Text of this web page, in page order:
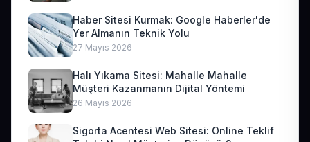
Haber Sitesi Kurmak: Google Haberler'de
Yer Almanın Teknik Yolu
27 Mayıs 2026
Halı Yıkama Sitesi: Mahalle Mahalle
Müşteri Kazanmanın Dijital Yöntemi
26 Mayıs 2026
Sigorta Acentesi Web Sitesi: Online Teklif